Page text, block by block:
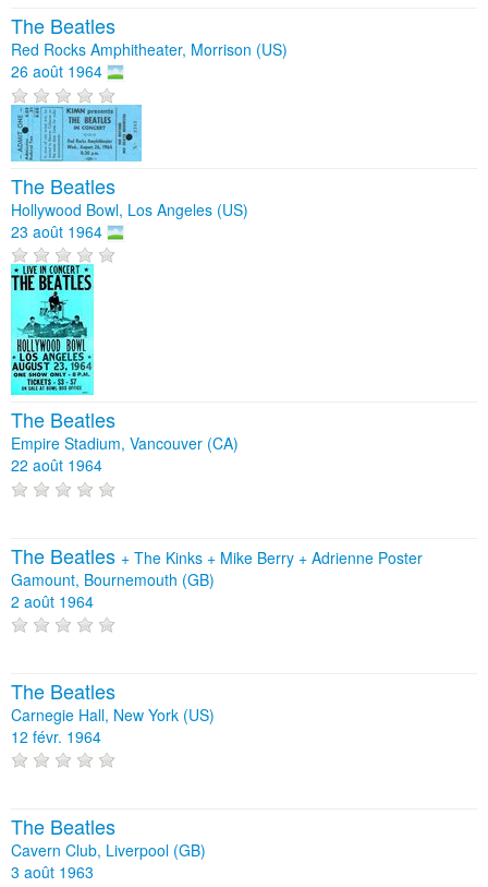
The Beatles
Red Rocks Amphitheater, Morrison (US)
26 août 1964
The Beatles
Hollywood Bowl, Los Angeles (US)
23 août 1964
The Beatles
Empire Stadium, Vancouver (CA)
22 août 1964
The Beatles + The Kinks + Mike Berry + Adrienne Poster
Gamount, Bournemouth (GB)
2 août 1964
The Beatles
Carnegie Hall, New York (US)
12 févr. 1964
The Beatles
Cavern Club, Liverpool (GB)
3 août 1963